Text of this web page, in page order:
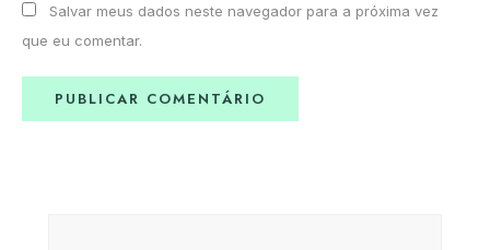
Salvar meus dados neste navegador para a próxima vez
que eu comentar.